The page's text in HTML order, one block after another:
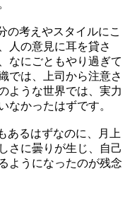
の考えやスタイルにこ
人の意見に耳を貸さ
なにごともやり過ぎて
では、上司から注意さ
ような世界では、実力
なかったはずです。
あるはずなのに、月上
さに曇りが生じ、自己
ようになったのが残念